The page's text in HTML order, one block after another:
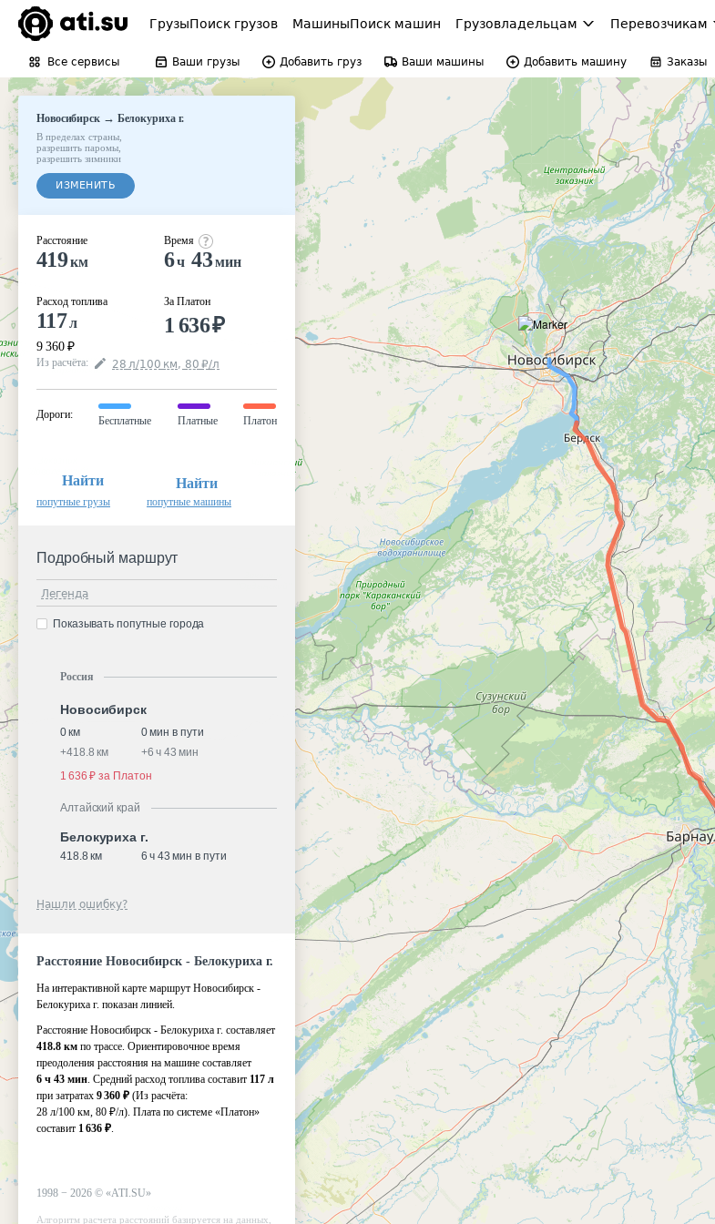
ГрузыПоиск грузов МашиныПоиск машин Грузовладельцам Перевозчикам
Все сервисы Ваши грузы Добавить груз Ваши машины Добавить машину Заказы
Новосибирск→ Белокуриха г.
В пределах страны
разрешить паромы
разрешить зимники
ИЗМЕНИТЬ
Расстояние
419км
Расход топлива
117л
9 360 ₽
Время
6ч 43мин
За Платон
1 636₽
Из расчёта: 28 л/100 км, 80 ₽/л
Дороги:
Бесплатные Платные Платон
Найти
попутные грузы
Найти
попутные машины
Подробный маршрут
Легенда
Показывать попутные города
Россия
Новосибирск
0 км
0 мин в пути
+418.8 км +6 ч 43 мин
1 636 ₽ за Платон
Алтайский край
Белокуриха г.
418.8 км 6 ч 43 мин в пути
Нашли ошибку?
Расстояние Новосибирск - Белокуриха г.
На интерактивной карте маршрут Новосибирск -
Белокуриха г. показан линией.
Расстояние Новосибирск - Белокуриха г. составляет
418.8 км по трассе. Ориентировочное время
преодоления расстояния на машине составляет
6 ч 43 мин. Средний расход топлива составит 117 л
при затратах 9 360 ₽ (Из расчёта:
28 л/100 км, 80 ₽/л). Плата по системе «Платон»
составит 1 636 ₽.
1998 − 2026 © «ATI.SU»
Алгоритм расчета расстояний базируется на данных,